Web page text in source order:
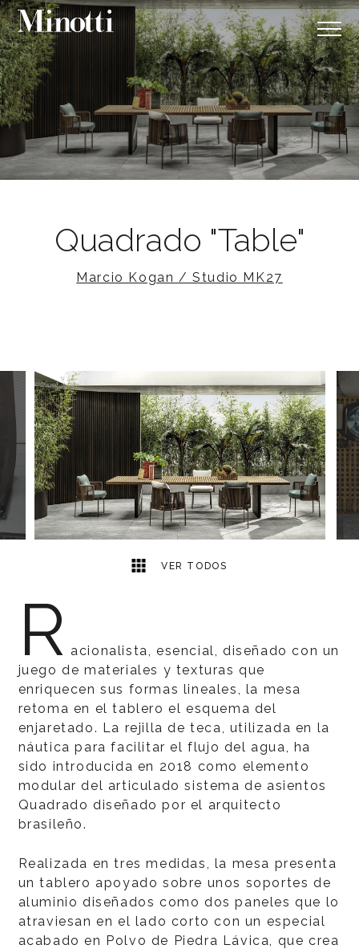
Quadrado "Table"
Marcio Kogan / Studio MK27
VER TODOS
2
R acionalista, esencial, diseñado con un
juego de materiales y texturas que
enriquecen sus formas lineales, la mesa
retoma en el tablero el esquema del
enjaretado. La rejilla de teca, utilizada en la
náutica para facilitar el flujo del agua, ha
sido introducida en 2018 como elemento
modular del articulado sistema de asientos
Quadrado diseñado por el arquitecto
brasileño.
Realizada en tres medidas, la mesa presenta
un tablero apoyado sobre unos soportes de
aluminio diseñados como dos paneles que lo
atraviesan en el lado corto con un especial
acabado en Polvo de Piedra Lávica, que crea